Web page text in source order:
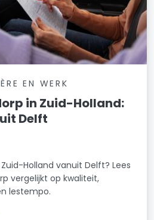
EN WERK
in Zuid-Holland:
Delft
Holland vanuit Delft? Lees
vergelijkt op kwaliteit,
lestempo.